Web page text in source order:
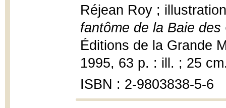
Réjean Roy ;
fantôme de la Baie des
Éditions de la Grande
1995, 63 p. : ill. ; 25
ISBN : 2-9803838-5-6